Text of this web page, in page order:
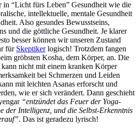
in “Licht fürs Leben” Gesundheit wie die
intellektuelle, mentale Gesundheit
Also gesundes Bewusstseins,
und die göttliche Gesundheit. Je klarer
besser können wir unseren Zustand
für Skeptikerlogisch! Trotzdem fangen
gröbsten Kosha, dem Körper, an. Die
nicht mit einem kranken Körper
bei Schmerzen und Leiden
mit leichten Asanas erforscht und
wie er sich verändert. Dann geschieht
“entzündet das Feuer der Yoga-
der Intelligenz, und die Selbst-Erkenntnis
. Das ist geradezu lyrisch!